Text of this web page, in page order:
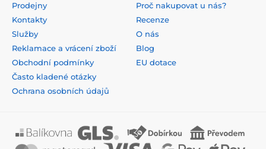
Prodejny
Kontakty
Služby
Reklamace a vrácení zboží
Obchodní podmínky
Často kladené otázky
Ochrana osobních údajů
Proč nakupovat u nás?
Recenze
O nás
Blog
EU dotace